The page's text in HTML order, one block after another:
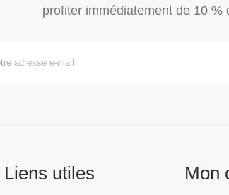
profiter immédiatement de 10 %
Liens utiles Mon